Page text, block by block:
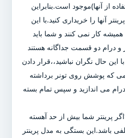
از آنها)موجود است.بنابراین
آنها را خریداری کنید.با این
همیشه کار نمی کنند و شما باید
و درام دو قسمت جداگانه هستند
این حال نگران نباشید،،قرار دادن
که پوشش روی تونر برداشته
می اندازید و سپس تمام بسته
پرینتر شما بیش از حد آهسته
باشد.این بستگی به مدل پرینتر